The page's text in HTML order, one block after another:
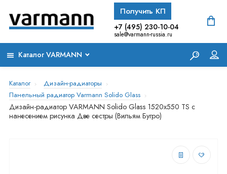
Получить КП
+7 (495) 230-10-04
sale@varmann-russia.ru
Каталог VARMANN
Каталог
Дизайн-радиаторы
Панельный радиатор Varmann Solido Glass
Дизайн-радиатор VARMANN Solido Glass 1520x550 TS с
нанесением рисунка Две сестры (Вильям Бугро)